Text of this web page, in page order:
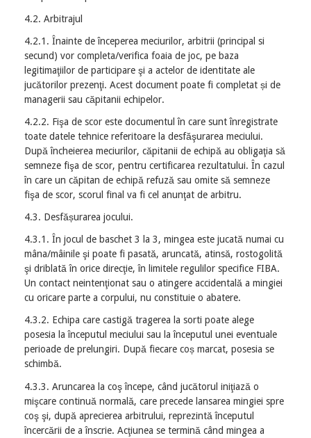
4.2. Arbitrajul
4.2.1. Înainte de începerea meciurilor, arbitrii (principal si
secund) vor completa/verifica foaia de joc, pe baza
legitimaţiilor de participare şi a actelor de identitate ale
jucătorilor prezenţi. Acest document poate fi completat și de
managerii sau căpitanii echipelor.
4.2.2. Fişa de scor este documentul în care sunt înregistrate
toate datele tehnice referitoare la desfăşurarea meciului.
După încheierea meciurilor, căpitanii de echipă au obligaţia să
semneze fişa de scor, pentru certificarea rezultatului. În cazul
în care un căpitan de echipă refuză sau omite să semneze
fişa de scor, scorul final va fi cel anunţat de arbitru.
4.3. Desfășurarea jocului.
4.3.1. În jocul de baschet 3 la 3, mingea este jucată numai cu
mâna/mâinile şi poate fi pasată, aruncată, atinsă, rostogolită
şi driblată în orice direcţie, în limitele regulilor specifice FIBA.
Un contact neintenţionat sau o atingere accidentală a mingiei
cu oricare parte a corpului, nu constituie o abatere.
4.3.2. Echipa care castigă tragerea la sorti poate alege
posesia la începutul meciului sau la începutul unei eventuale
perioade de prelungiri. După fiecare coș marcat, posesia se
schimbă.
4.3.3. Aruncarea la coş începe, când jucătorul iniţiază o
mişcare continuă normală, care precede lansarea mingiei spre
coş şi, după aprecierea arbitrului, reprezintă începutul
încercării de a înscrie. Acţiunea se termină când mingea a